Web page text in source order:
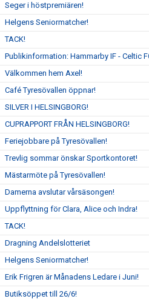
Seger i höstpremiären!
Helgens Seniormatcher!
TACK!
Publikinformation: Hammarby IF - Celtic
Välkommen hem Axel!
Café Tyresövallen öppnar!
SILVER I HELSINGBORG!
CUPRAPPORT FRÅN HELSINGBORG!
Feriejobbare på Tyresövallen!
Trevlig sommar önskar Sportkontoret!
Mästarmöte på Tyresövallen!
Damerna avslutar vårsäsongen!
Uppflyttning för Clara, Alice och Indra!
TACK!
Dragning Andelslotteriet
Helgens Seniormatcher!
Erik Frigren är Månadens Ledare i Juni!
Butiksöppet till 26/6!